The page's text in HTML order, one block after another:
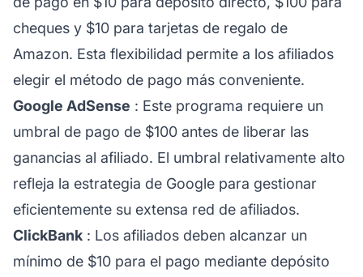
cheques y $10 para tarjetas de regalo de
Amazon. Esta flexibilidad permite a los afiliados
elegir el método de pago más conveniente.
Google AdSense : Este programa requiere un
umbral de pago de $100 antes de liberar las
ganancias al afiliado. El umbral relativamente alto
refleja la estrategia de Google para gestionar
eficientemente su extensa red de afiliados.
ClickBank : Los afiliados deben alcanzar un
mínimo de $10 para el pago mediante depósito